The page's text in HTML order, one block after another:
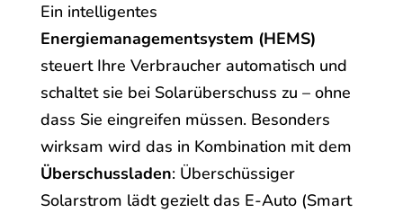
Ein intelligentes
Energiemanagementsystem (HEMS)
steuert Ihre Verbraucher automatisch und
schaltet sie bei Solarüberschuss zu – ohne
dass Sie eingreifen müssen. Besonders
wirksam wird das in Kombination mit dem
Überschussladen: Überschüssiger
Solarstrom lädt gezielt das E-Auto (Smart